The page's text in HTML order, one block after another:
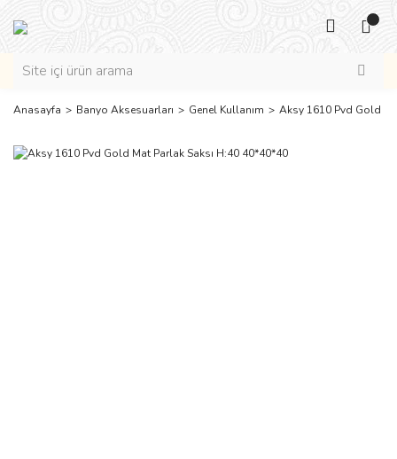
Anasayfa Banyo Aksesuarları Genel Kullanım Aksy 1610 Pvd Gold